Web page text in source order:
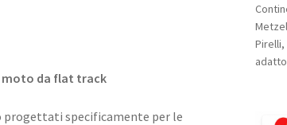
moto da flat track
progettati specificamente per le
Pirelli,